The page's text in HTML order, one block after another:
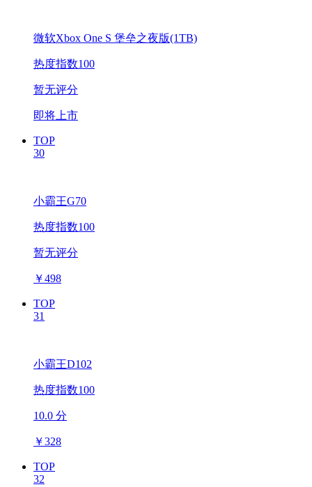
微软Xbox One S 堡垒之夜版(1TB)
热度指数100
暂无评分
即将上市
TOP
30
小霸王G70
热度指数100
暂无评分
￥498
TOP
31
小霸王D102
热度指数100
10.0 分
￥328
TOP
32